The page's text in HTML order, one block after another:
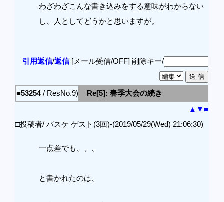
わざわざこんな書き込みをする意味がわからない
し、人としてどうかと思いますが。
引用返信/返信[メール受信/OFF] 削除キー/
■53254/ ResNo.9)
Re[5]: 春季大会の続き
▲ ▼■
□投稿者/ バスケ ゲスト(3回)-(2019/05/29(Wed) 21:06:30)
一点差でも、、、
と書かれたのは、